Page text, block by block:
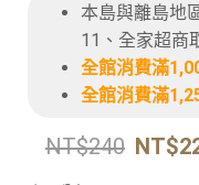
本島與離島地
11、全家超商
全館消費滿
全館消費滿
NT$240 NT$